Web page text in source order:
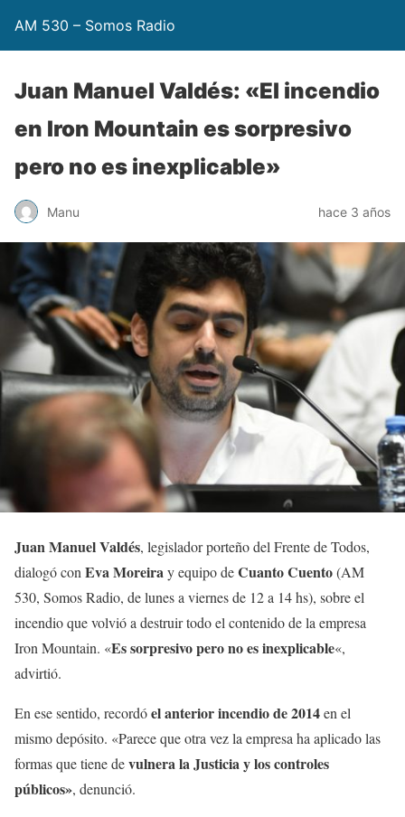
AM 530 – Somos Radio
Juan Manuel Valdés: «El incendio
en Iron Mountain es sorpresivo
pero no es inexplicable»
Manu hace 3 años
Juan Manuel Valdés, legislador porteño del Frente de Todos,
dialogó con Eva Moreiray equipo deCuanto Cuento(AM
530, Somos Radio, de lunes a viernes de 12 a 14 hs), sobre el
incendio que volvió a destruir todo el contenido de la empresa
Iron Mountain. «Es sorpresivo pero no es inexplicable«,
advirtió.
En ese sentido, recordóel anterior incendio de 2014en el
mismo depósito. «Parece que otra vez la empresa ha aplicado las
formas que tiene devulnera la Justicia y los controles
públicos», denunció.